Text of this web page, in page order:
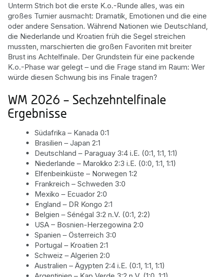
Unterm Strich bot die erste K.o.-Runde alles, was ein
großes Turnier ausmacht: Dramatik, Emotionen und die eine
oder andere Sensation. Während Nationen wie Deutschland,
die Niederlande und Kroatien früh die Segel streichen
mussten, marschierten die großen Favoriten mit breiter
Brust ins Achtelfinale. Der Grundstein für eine packende
K.o.-Phase war gelegt – und die Frage stand im Raum: Wer
würde diesen Schwung bis ins Finale tragen?
WM 2026 – Sechzehntelfinale
Ergebnisse
Südafrika – Kanada 0:1
Brasilien – Japan 2:1
Deutschland – Paraguay 3:4 i.E. (0:1, 1:1, 1:1)
Niederlande – Marokko 2:3 i.E. (0:0, 1:1, 1:1)
Elfenbeinküste – Norwegen 1:2
Frankreich – Schweden 3:0
Mexiko – Ecuador 2:0
England – DR Kongo 2:1
Belgien – Sénégal 3:2 n.V. (0:1, 2:2)
USA – Bosnien-Herzegowina 2:0
Spanien – Österreich 3:0
Portugal – Kroatien 2:1
Schweiz – Algerien 2:0
Australien – Ägypten 2:4 i.E. (0:1, 1:1, 1:1)